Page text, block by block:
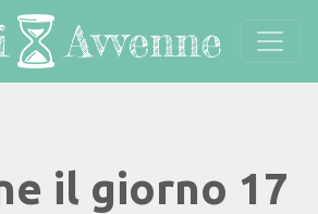
il giorno 17